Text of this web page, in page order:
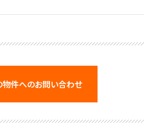
物件へのお問い合わせ